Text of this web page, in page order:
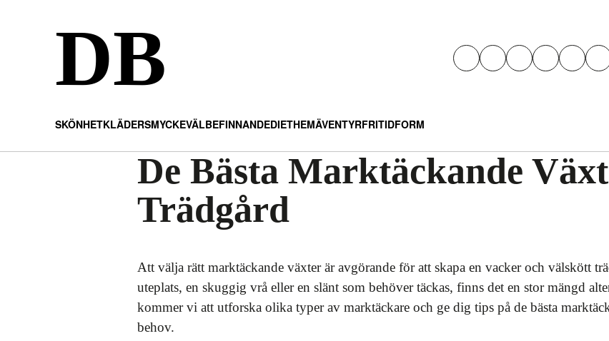
DB
SKÖNHETKLÄDERSMYCKEVÄLBEFINNANDEDIETHEMÄVENTYRFRITIDFORM
De Bästa Marktäckande
Trädgård
Att välja rätt marktäckande växter är avgörande för att skapa en vacker och välskött
uteplats, en skuggig vrå eller en slänt som behöver täckas, finns det en stor mängd
kommer vi att utforska olika typer av marktäckare och ge dig tips på de bästa
behov.